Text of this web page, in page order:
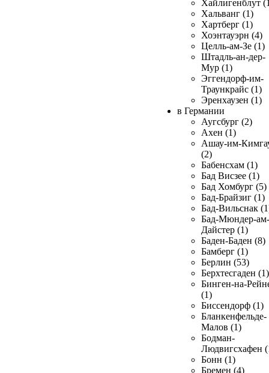
Хайлигенблут
Хальванг (1)
Хартберг (1)
Хоэнтауэрн (4)
Целль-ам-Зе (1)
Штадль-ан-дер-
Мур (1)
Эггендорф-им-
Траункрайс (1)
Эренхаузен (1)
в Германии
Аугсбург (2)
Ахен (1)
Ашау-им-
(2)
Бабенсхам (1)
Бад Висзее (1)
Бад Хомбург (5)
Бад-Брайзиг (1)
Бад-Вильснак
Бад-Мюндер-ам-
Дайстер (1)
Баден-Баден (8)
Бамберг (1)
Берлин (53)
Берхтесгаден (1)
Бинген-на-
(1)
Биссендорф (1)
Бланкенфельде-
Малов (1)
Бодман-
Людвигсхафен
Бонн (1)
Бремен (4)